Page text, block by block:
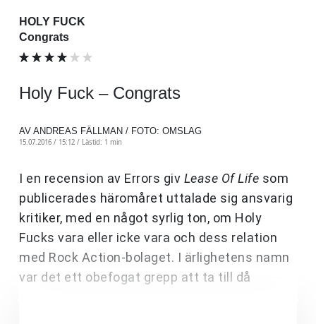
HOLY FUCK
Congrats
Holy Fuck – Congrats
AV ANDREAS FÄLLMAN / FOTO: OMSLAG
15.07.2016 / 15:12 / Lästid: 1 min
I en recension av Errors giv Lease Of Life som
publicerades häromåret uttalade sig ansvarig
kritiker, med en något syrlig ton, om Holy
Fucks vara eller icke vara och dess relation
med Rock Action-bolaget. I ärlighetens namn
var det ett obefogat grepp att ta till då